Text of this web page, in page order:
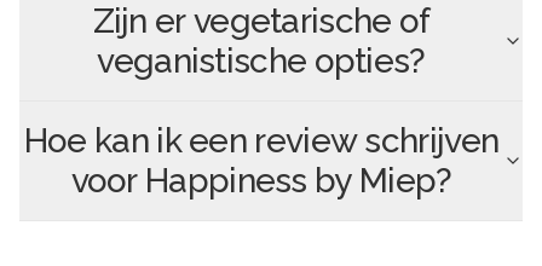
Zijn er vegetarische of
veganistische opties?
Hoe kan ik een review schrijven
voor Happiness by Miep?